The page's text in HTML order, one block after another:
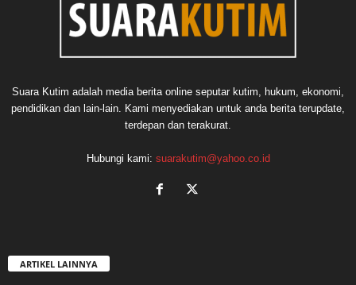
Suara Kutim adalah media berita online seputar kutim, hukum, ekonomi,
pendidikan dan lain-lain. Kami menyediakan untuk anda berita terupdate,
terdepan dan terakurat.
Hubungi kami: suarakutim@yahoo.co.id
ARTIKEL LAINNYA